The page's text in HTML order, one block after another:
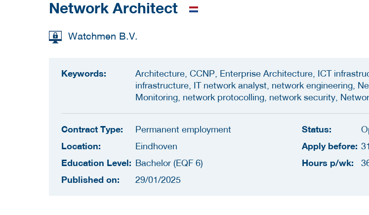
Network Architect
Watchmen B.V.
Keywords:
Architecture, CCNP, Enterprise Architecture, ICT
infrastructure, IT network analyst, network engineering,
Monitoring, network protocolling, network security,
Contract Type: Permanent employment
Location: Eindhoven
Education Level: Bachelor (EQF 6)
Published on: 29/01/2025
Status:
Apply before:
Hours p/wk: